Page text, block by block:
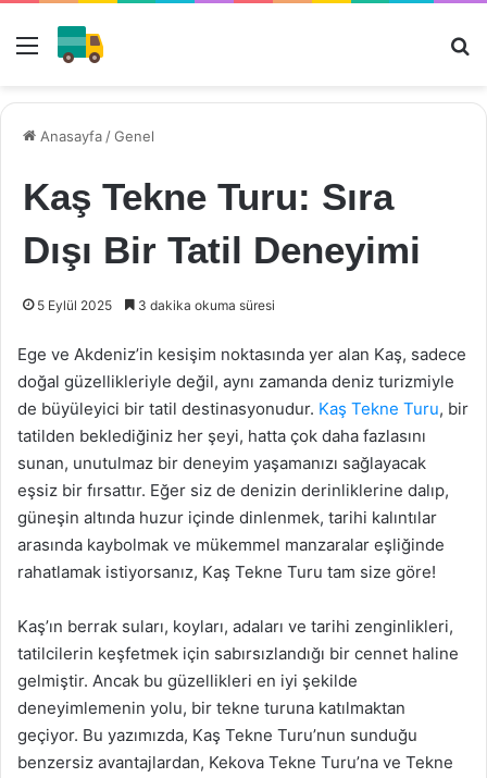
Menü
Anasayfa /Genel
Kaş Tekne Turu: Sıra
Dışı Bir Tatil Deneyimi
5 Eylül 2025 3 dakika okuma süresi
Ege ve Akdeniz’in kesişim noktasında yer alan Kaş, sadece
doğal güzellikleriyle değil, aynı zamanda deniz turizmiyle
de büyüleyici bir tatil destinasyonudur. Kaş Tekne Turu, bir
tatilden beklediğiniz her şeyi, hatta çok daha fazlasını
sunan, unutulmaz bir deneyim yaşamanızı sağlayacak
eşsiz bir fırsattır. Eğer siz de denizin derinliklerine dalıp,
güneşin altında huzur içinde dinlenmek, tarihi kalıntılar
arasında kaybolmak ve mükemmel manzaralar eşliğinde
rahatlamak istiyorsanız, Kaş Tekne Turu tam size göre!
Kaş’ın berrak suları, koyları, adaları ve tarihi zenginlikleri,
tatilcilerin keşfetmek için sabırsızlandığı bir cennet haline
gelmiştir. Ancak bu güzellikleri en iyi şekilde
deneyimlemenin yolu, bir tekne turuna katılmaktan
geçiyor. Bu yazımızda, Kaş Tekne Turu’nun sunduğu
benzersiz avantajlardan, Kekova Tekne Turu’na ve Tekne